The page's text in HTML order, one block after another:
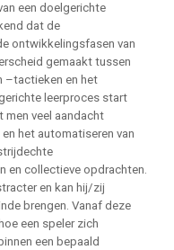
een doelgerichte
dat de
ontwikkelingsfasen van
gemaakt tussen
–tactieken en het
leerproces start
men veel aandacht
het automatiseren van
en collectieve opdrachten.
en kan hij/zij
brengen. Vanaf deze
een speler zich
een bepaald